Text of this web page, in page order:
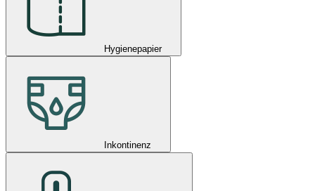
Hygienepapier
Inkontinenz